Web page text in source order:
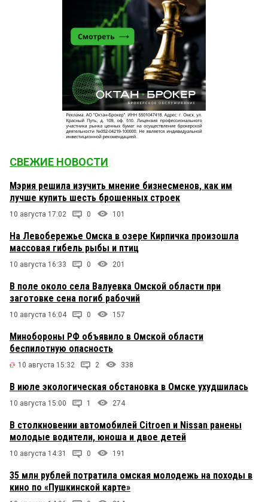
СВЕЖИЕ НОВОСТИ
Мэрия решила изучить мнение бизнесменов, как им
лучше купить шесть брошенных строек
10 августа 17:02 0 101
На Левобережье Омска в озере Кирпичка произошла
массовая гибель рыбы и птиц
10 августа 16:33 0 201
В поле около села Валуевка Омской области при
заготовке сена погиб рабочий
10 августа 16:04 0 157
Минобороны РФ объявило в Омской области
беспилотную опасность
10 августа 15:32 2 338
В июле экологическая обстановка в Омске ухудшилась
10 августа 15:00 1 274
В столкновении автомобилей Citroen и Nissan ранены
молодые водители, юноша и двое детей
10 августа 14:31 0 191
35 млн рублей потратила омская молодежь на походы в
кино по «Пушкинской карте»